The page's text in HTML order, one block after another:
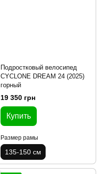
Подростковый велосипед
CYCLONE DREAM 24 (2025)
горный
19 350 грн
Купить
Размер рамы
135-150 см